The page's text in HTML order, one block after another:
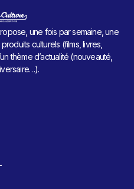
une fois par semaine, une
culturels (films, livres,
thème d’actualité (nouveauté,